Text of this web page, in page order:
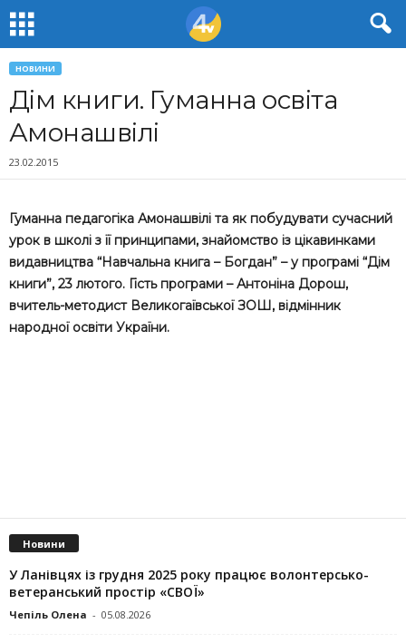
НОВИНИ
Дім книги. Гуманна освіта
Амонашвілі
23.02.2015
Гуманна педагогіка Амонашвілі та як побудувати сучасний
урок в школі з її принципами, знайомство із цікавинками
видавництва “Навчальна книга – Богдан” – у програмі “Дім
книги”, 23 лютого. Гість програми – Антоніна Дорош,
вчитель-методист Великогаївської ЗОШ, відмінник
народної освіти України.
Новини
У Ланівцях із грудня 2025 року працює волонтерсько-
ветеранський простір «СВОЇ»
Чепіль Олена - 05.08.2026